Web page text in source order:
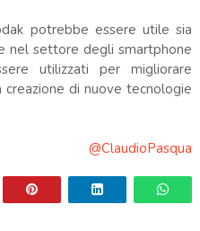
potrebbe essere utile sia
nel settore degli smartphone
utilizzati per migliorare
di nuove tecnologie
@ClaudioPasqua